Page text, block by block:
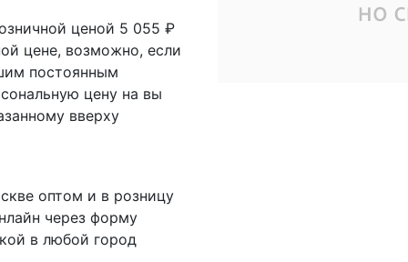
ценой 5 055 ₽
цене, возможно, если
постоянным
цену на вы
вверху
оптом и в розницу
через форму
в любой город